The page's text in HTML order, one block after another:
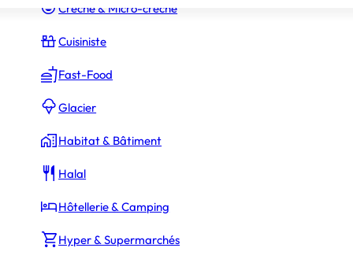
Crèche & Micro-crèche
Cuisiniste
Fast-Food
Glacier
Habitat & Bâtiment
Halal
Hôtellerie & Camping
Hyper & Supermarchés